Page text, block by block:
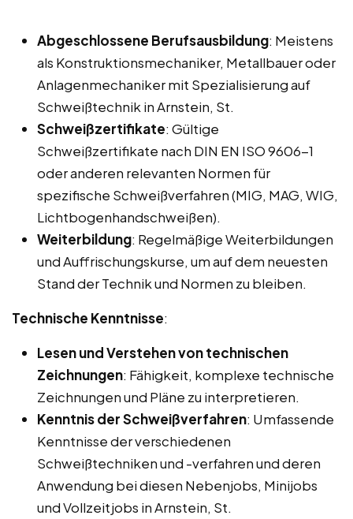
Abgeschlossene Berufsausbildung: Meistens
als Konstruktionsmechaniker, Metallbauer oder
Anlagenmechaniker mit Spezialisierung auf
Schweißtechnik in Arnstein, St.
Schweißzertifikate: Gültige
Schweißzertifikate nach DIN EN ISO 9606-1
oder anderen relevanten Normen für
spezifische Schweißverfahren (MIG, MAG, WIG,
Lichtbogenhandschweißen).
Weiterbildung: Regelmäßige Weiterbildungen
und Auffrischungskurse, um auf dem neuesten
Stand der Technik und Normen zu bleiben.
Technische Kenntnisse:
Lesen und Verstehen von technischen
Zeichnungen: Fähigkeit, komplexe technische
Zeichnungen und Pläne zu interpretieren.
Kenntnis der Schweißverfahren: Umfassende
Kenntnisse der verschiedenen
Schweißtechniken und -verfahren und deren
Anwendung bei diesen Nebenjobs, Minijobs
und Vollzeitjobs in Arnstein, St.